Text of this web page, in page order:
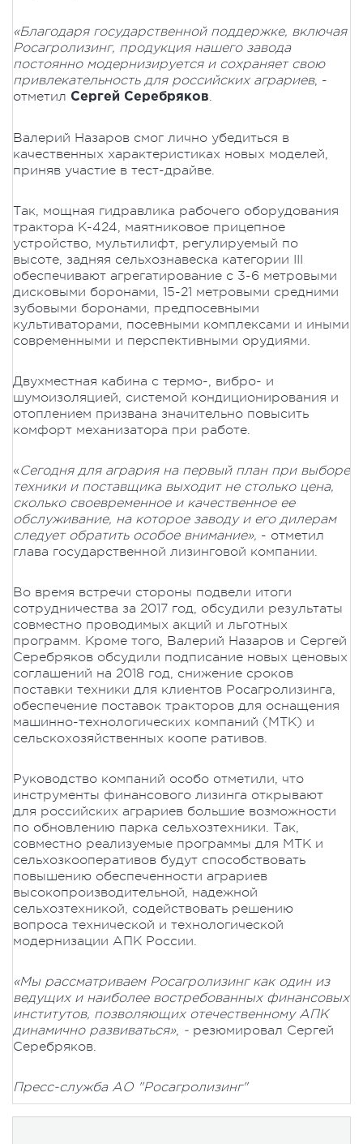
«Благодаря государственной поддержке, включая
Росагролизинг, продукция нашего завода
постоянно модернизируется и сохраняет свою
привлекательность для российских аграриев, -
отметил Сергей Серебряков.
Валерий Назаров смог лично убедиться в
качественных характеристиках новых моделей,
приняв участие в тест-драйве.
Так, мощная гидравлика рабочего оборудования
трактора К-424, маятниковое прицепное
устройство, мультилифт, регулируемый по
высоте, задняя сельхознавеска категории III
обеспечивают агрегатирование с 3-6 метровыми
дисковыми боронами, 15-21 метровыми средними
зубовыми боронами, предпосевными
культиваторами, посевными комплексами и иными
современными и перспективными орудиями.
Двухместная кабина с термо-, вибро- и
шумоизоляцией, системой кондиционирования и
отоплением призвана значительно повысить
комфорт механизатора при работе.
«Сегодня для агрария на первый план при выборе
техники и поставщика выходит не столько цена,
сколько своевременное и качественное ее
обслуживание, на которое заводу и его дилерам
следует обратить особое внимание», - отметил
глава государственной лизинговой компании.
Во время встречи стороны подвели итоги
сотрудничества за 2017 год, обсудили результаты
совместно проводимых акций и льготных
программ. Кроме того, Валерий Назаров и Сергей
Серебряков обсудили подписание новых ценовых
соглашений на 2018 год, снижение сроков
поставки техники для клиентов Росагролизинга,
обеспечение поставок тракторов для оснащения
машинно-технологических компаний (МТК) и
сельскохозяйственных коопе ративов.
Руководство компаний особо отметили, что
инструменты финансового лизинга открывают
для российских аграриев большие возможности
по обновлению парка сельхозтехники. Так,
совместно реализуемые программы для МТК и
сельхозкооперативов будут способствовать
повышению обеспеченности аграриев
высокопроизводительной, надежной
сельхозтехникой, содействовать решению
вопроса технической и технологической
модернизации АПК России.
«Мы рассматриваем Росагролизинг как один из
ведущих и наиболее востребованных финансовых
институтов, позволяющих отечественному АПК
динамично развиваться», - резюмировал Сергей
Серебряков.
Пресс-служба АО "Росагролизинг"